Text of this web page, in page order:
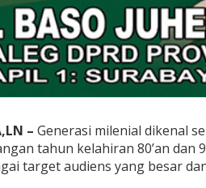
s
J
u
h
e
r
a
n
M
a
– Generasi milenial dikenal
tahun kelahiran 80’an dan
target audiens yang besar